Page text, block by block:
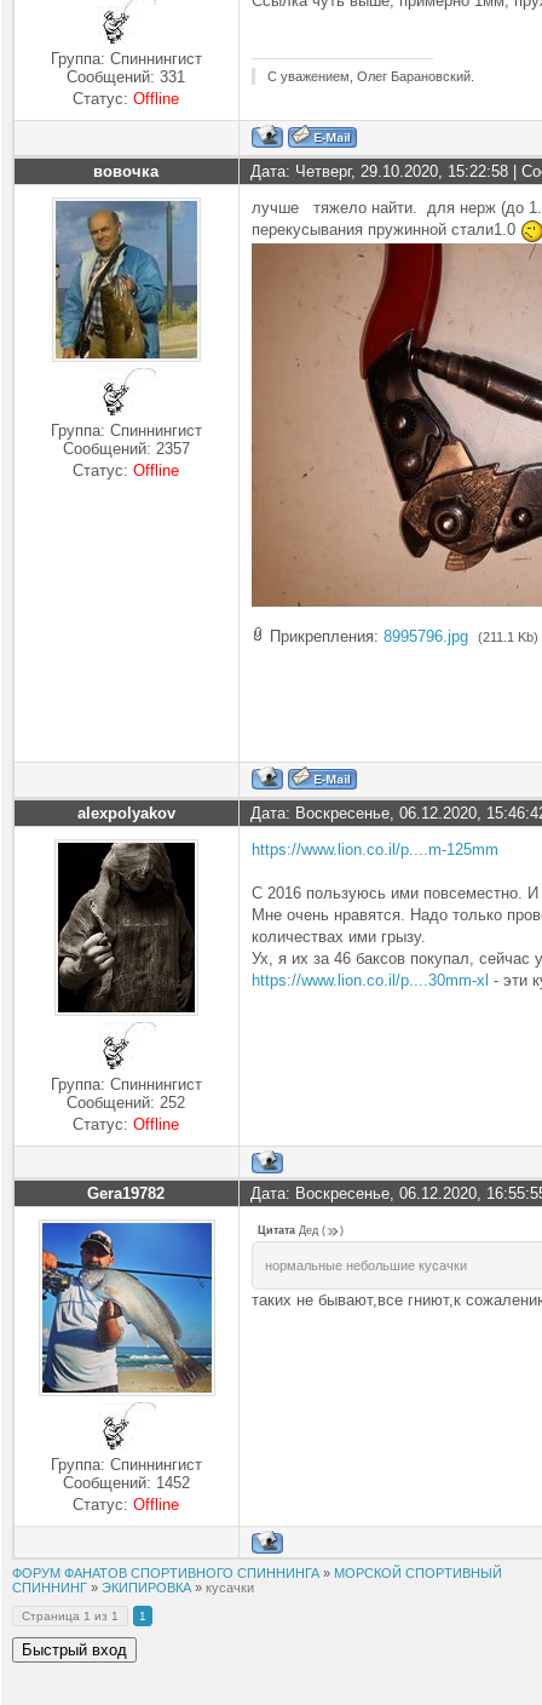
Группа: Спиннингист
Сообщений:331
Статус:Offline
С уважением, Олег Барановский.
вовочка Дата: Четверг, 29.10.2020, 15:22:58 |
Группа: Спиннингист
Сообщений: 2357
Статус:Offline
лучше тяжело найти. для нерж (до
перекусывания пружинной стали1.0
Прикрепления: 8995796.jpg (211.1 Kb)
alexpolyakov Дата: Воскресенье, 06.12.2020,
Группа: Спиннингист
Сообщений:252
Статус:Offline
https://www.lion.co.il/p....m-125mm
С 2016 пользуюсь ими повсеместно.
Мне очень нравятся. Надо только
количествах ими грызу.
Ух, я их за 46 баксов покупал, сейчас
https://www.lion.co.il/p....30mm-xl - эти
Gera19782 Дата: Воскресенье, 06.12.2020,
Группа: Спиннингист
Сообщений: 1452
Статус:Offline
Цитата Дед ( )
нормальные небольшие кусачки
таких не бывают,все гниют,к
ФОРУМ ФАНАТОВ СПОРТИВНОГО СПИННИНГА » МОРСКОЙ СПОРТИВНЫЙ
СПИННИНГ » ЭКИПИРОВКА » кусачки
Страница 1 из 1 1